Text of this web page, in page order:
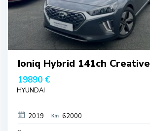
Ioniq Hybrid 141ch Creative
19890 €
HYUNDAI
2019 62000